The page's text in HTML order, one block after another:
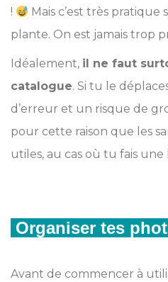
!
Mais c’est très
plante. On est jamais trop
Idéalement, il ne faut
catalogue. Si tu le
d’erreur et un risque de
pour cette raison que les
utiles, au cas où tu fais une
Organiser tes
Avant de commencer à